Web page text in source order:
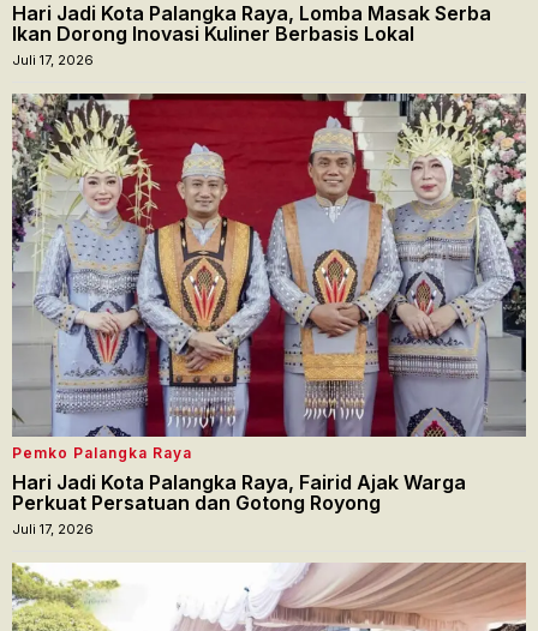
Hari Jadi Kota Palangka Raya, Lomba Masak Serba
Ikan Dorong Inovasi Kuliner Berbasis Lokal
Juli 17, 2026
Pemko Palangka Raya
Hari Jadi Kota Palangka Raya, Fairid Ajak Warga
Perkuat Persatuan dan Gotong Royong
Juli 17, 2026